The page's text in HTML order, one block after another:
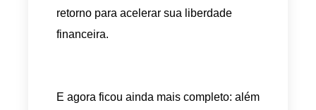
retorno para acelerar sua liberdade
financeira.
E agora ficou ainda mais completo: além